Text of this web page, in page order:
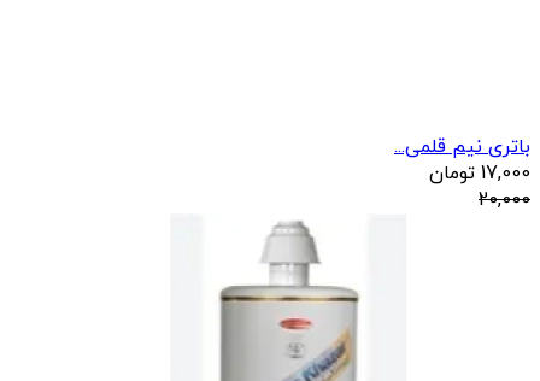
باتری نیم قلمی...
17,000 تومان
20,000